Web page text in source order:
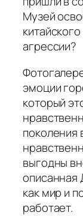
Музей
агрессии?
эмоции
который
поколения
выгодны
описанная
как мир и
работает.